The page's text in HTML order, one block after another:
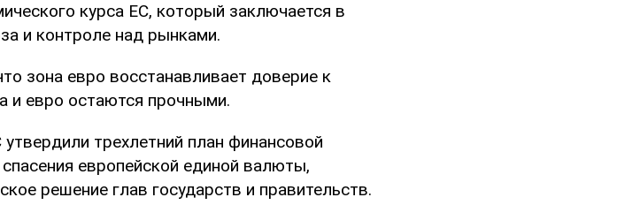
курса ЕС, который заключается в
и контроле над рынками.
зона евро восстанавливает доверие к
и евро остаются прочными.
трехлетний план финансовой
европейской единой валюты,
решение глав государств и правительств.